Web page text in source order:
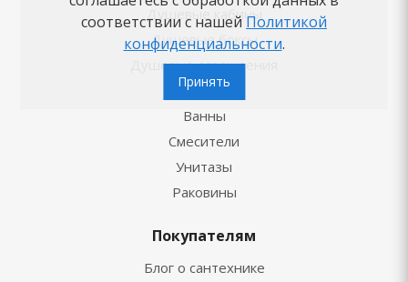
Душевые кабины
Душевые боксы
Душевые ограждения
Душ
Ванны
Смесители
Унитазы
Раковины
Покупателям
Блог о сантехнике
соответствии с нашей Политикой
конфиденциальности.
Принять